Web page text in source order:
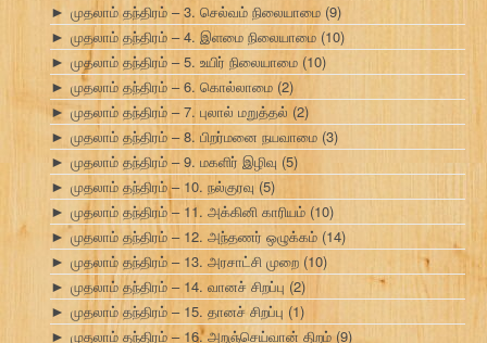
► முதலாம் தந்திரம் – 3. செல்வம் நிலையாமை (9)
► முதலாம் தந்திரம் – 4. இளமை நிலையாமை (10)
► முதலாம் தந்திரம் – 5. உயிர் நிலையாமை (10)
► முதலாம் தந்திரம் – 6. கொல்லாமை (2)
► முதலாம் தந்திரம் – 7. புலால் மறுத்தல் (2)
► முதலாம் தந்திரம் – 8. பிறர்மனை நயவாமை (3)
► முதலாம் தந்திரம் – 9. மகளிர் இழிவு (5)
► முதலாம் தந்திரம் – 10. நல்குரவு (5)
► முதலாம் தந்திரம் – 11. அக்கினி காரியம் (10)
► முதலாம் தந்திரம் – 12. அந்தணர் ஒழுக்கம் (14)
► முதலாம் தந்திரம் – 13. அரசாட்சி முறை (10)
► முதலாம் தந்திரம் – 14. வானச் சிறப்பு (2)
► முதலாம் தந்திரம் – 15. தானச் சிறப்பு (1)
► முதலாம் தந்திரம் – 16. அறஞ்செய்வான் திறம் (9)